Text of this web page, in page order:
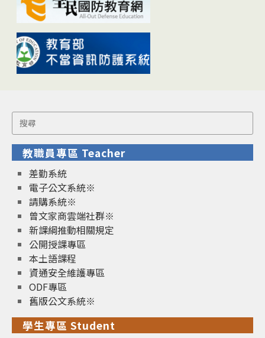
Search
for:
教職員專區 Teacher
差勤系統
電子公文系統※
請購系統※
曾文家商雲端社群※
新課綱推動相關規定
公開授課專區
本土語課程
資通安全維護專區
ODF專區
舊版公文系統※
學生專區 Student